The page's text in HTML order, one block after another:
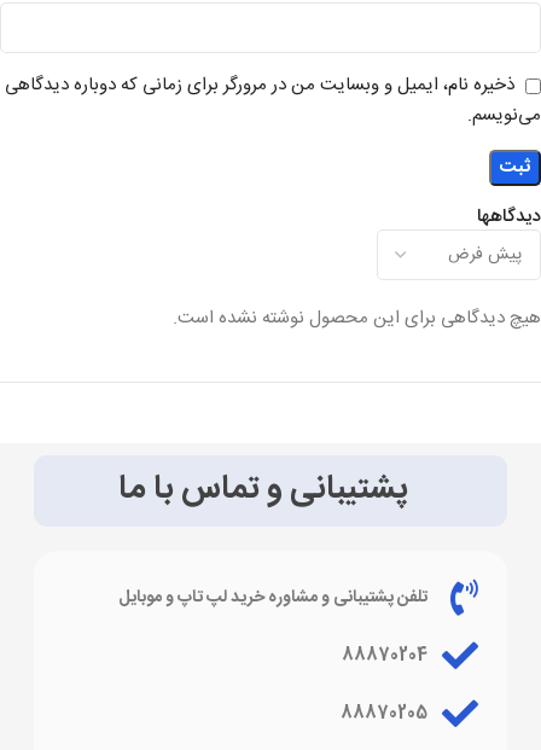
دیدگاهها
هیچ دیدگاهی برای این محصول نوشته نشده است.
ذخیره نام، ایمیل و وبسایت من در مرورگر برای زمانی که دوباره دیدگاهی
می‌نویسم.
پشتیبانی و تماس با ما
تلفن پشتیبانی و مشاوره خرید لپ تاپ و موبایل
88870204
88870205